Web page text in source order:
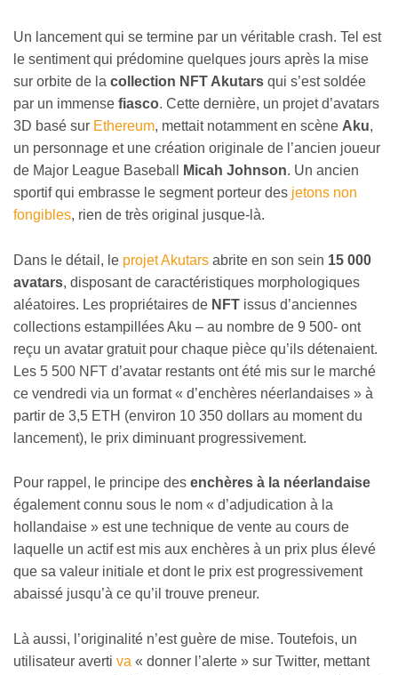
Un lancement qui se termine par un véritable crash. Tel est
le sentiment qui prédomine quelques jours après la mise
sur orbite de la collection NFT Akutars qui s’est soldée
par un immense fiasco. Cette dernière, un projet d’avatars
3D basé sur Ethereum, mettait notamment en scène Aku,
un personnage et une création originale de l’ancien joueur
de Major League Baseball
Micah Johnson. Un ancien
sportif qui embrasse le segment porteur des jetons non
fongibles, rien de très original jusque-là.
Dans le détail, le projet Akutars abrite en son sein 15 000
avatars, disposant de caractéristiques morphologiques
aléatoires. Les propriétaires de NFT issus d’anciennes
collections estampillées Aku – au nombre de 9 500- ont
reçu un avatar gratuit pour chaque pièce qu’ils détenaient.
Les 5 500 NFT d’avatar restants ont été mis sur le marché
ce vendredi via un format « d’enchères néerlandaises » à
partir de 3,5 ETH (environ 10 350 dollars au moment du
lancement), le prix diminuant progressivement.
Pour rappel, le principe des enchères à la néerlandaise
également connu sous le nom « d’adjudication à la
hollandaise » est une technique de vente au cours de
laquelle un actif est mis aux enchères à un prix plus élevé
que sa valeur initiale et dont le prix est progressivement
abaissé jusqu’à ce qu’il trouve preneur.
Là aussi, l’originalité n’est guère de mise. Toutefois, un
utilisateur averti va « donner l’alerte » sur Twitter, mettant